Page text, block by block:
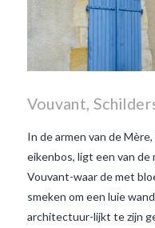
Vouvant,
In de armen van de
eikenbos, ligt een van de
Vouvant-waar de met
smeken om een luie
architectuur-lijkt te zijn